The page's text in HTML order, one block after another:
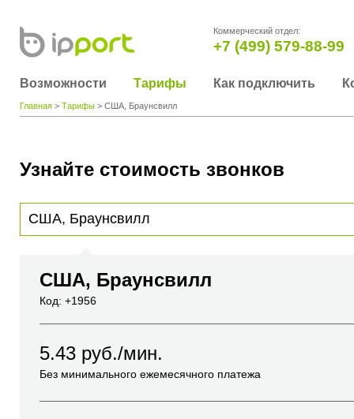
Коммерческий отдел:
+7 (499) 579-88-99
Возможности Тарифы Как подключить
Главная > Тарифы > США, Браунсвилл
Узнайте стоимость звонков
США, Браунсвилл
Код: +1956
5.43 руб./мин.
Без минимального ежемесячного платежа